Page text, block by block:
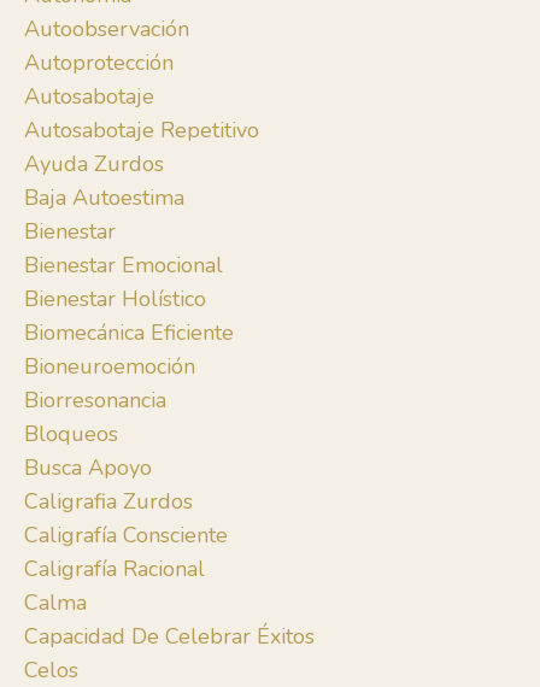
Autoobservación
Autoprotección
Autosabotaje
Autosabotaje Repetitivo
Ayuda Zurdos
Baja Autoestima
Bienestar
Bienestar Emocional
Bienestar Holístico
Biomecánica Eficiente
Bioneuroemoción
Biorresonancia
Bloqueos
Busca Apoyo
Caligrafia Zurdos
Caligrafía Consciente
Caligrafía Racional
Calma
Capacidad De Celebrar Éxitos
Celos